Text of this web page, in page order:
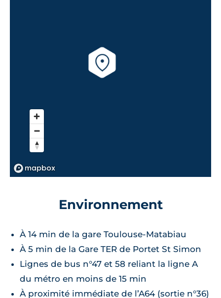
Environnement
À 14 min de la gare Toulouse-Matabiau
À 5 min de la Gare TER de Portet St Simon
Lignes de bus n°47 et 58 reliant la ligne A
du métro en moins de 15 min
À proximité immédiate de l’A64 (sortie n°36)